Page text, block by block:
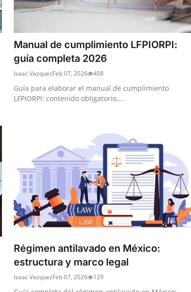
Manual de cumplimiento LFPIORPI:
guía completa 2026
Isaac VazquezFeb 07, 2026 408
Guía para elaborar el manual de cumplimiento
LFPIORPI: contenido obligatorio,...
Régimen antilavado en México:
estructura y marco legal
Isaac VazquezFeb 07, 2026 129